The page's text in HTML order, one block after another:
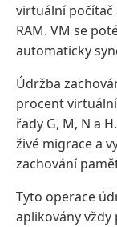
virtuální počítač
RAM. VM se
automaticky
Údržba
procent
řady G, M, N a
živé migrace a
zachování
Tyto operace
aplikovány vždy